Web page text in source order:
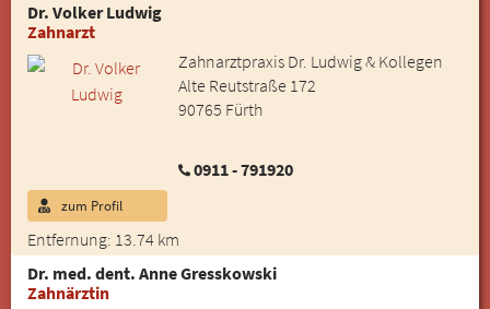
Dr. Volker Ludwig
Zahnarzt
Zahnarztpraxis Dr. Ludwig & Kollegen
Alte Reutstraße 172
90765 Fürth
0911 - 791920
Entfernung: 13.74 km
zum Profil
Dr. med. dent. Anne Gresskowski
Zahnärztin